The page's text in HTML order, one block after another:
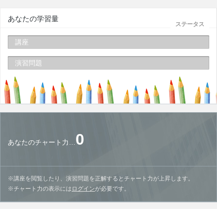
ステータス
あなたの学習量
講座
演習問題
あなたのチャート力…0
※講座を閲覧したり、演習問題を正解するとチャート力が上昇します。
※チャート力の表示には ログインが必要です。